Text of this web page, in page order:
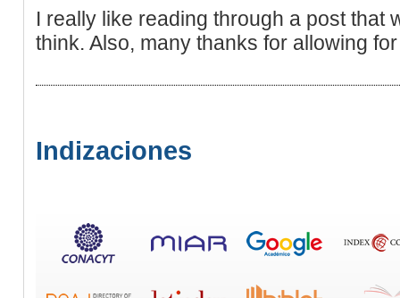
I really like reading through a post that
think. Also, many thanks for allowing
Indizaciones